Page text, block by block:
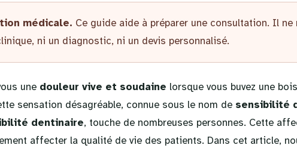
médicale. Ce guide aide à préparer une consultation. Il ne
ni un diagnostic, ni un devis personnalisé.
une douleur vive et soudaine lorsque vous buvez une
sensation désagréable, connue sous le nom de sensibilité
dentinaire, touche de nombreuses personnes. Cette
affecter la qualité de vie des patients. Dans cet article,